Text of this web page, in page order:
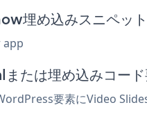
め込みスニペット
app
は埋め込みコード
要素にVideo